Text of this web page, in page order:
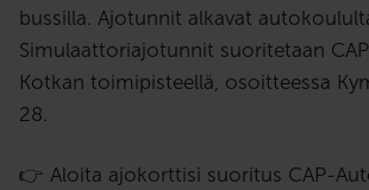
bussilla. Ajotunnit alkavat
Simulaattoriajotunnit suoritetaan
Kotkan toimipisteellä, osoitteessa
28.
👉 Aloita ajokorttisi suoritus CAP-